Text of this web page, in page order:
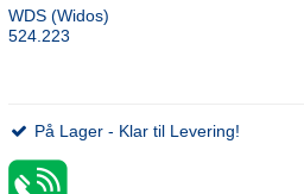
WDS (Widos)
524.223
På Lager - Klar til Levering!